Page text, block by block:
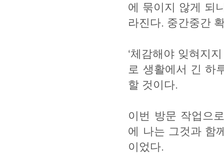
에 묶이지 않게 되
라진다. 중간중간
‘체감해야 잊혀지
로 생활에서 긴 하
할 것이다.
이번 방문 작업으
에 나는 그것과 함
이었다.